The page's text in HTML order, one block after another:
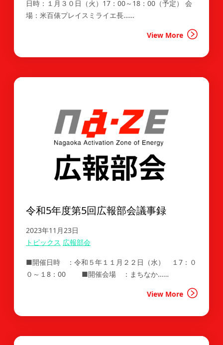
日時：１月３０日（火）17：00～18：00（予定） 会
場：米百俵プレイスミライエ長……
View More
令和5年度第5回広報部会議事録
2023年11月23日
トピックス 広報部会
■開催日時 ：令和５年１１月２２日（水） １7：０
０～１8：00 ■開催会場 ：まちなか……
View More